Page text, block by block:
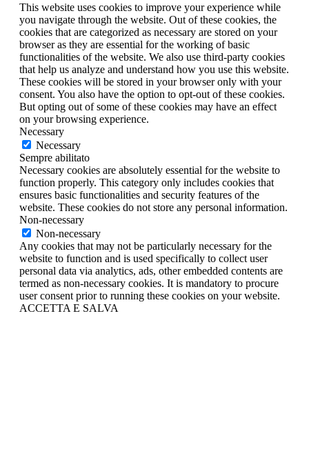
This website uses cookies to improve your experience while
you navigate through the website. Out of these cookies, the
cookies that are categorized as necessary are stored on your
browser as they are essential for the working of basic
functionalities of the website. We also use third-party cookies
that help us analyze and understand how you use this website.
These cookies will be stored in your browser only with your
consent. You also have the option to opt-out of these cookies.
But opting out of some of these cookies may have an effect
on your browsing experience.
Necessary
Necessary
Sempre abilitato
Necessary cookies are absolutely essential for the website to
function properly. This category only includes cookies that
ensures basic functionalities and security features of the
website. These cookies do not store any personal information.
Non-necessary
Non-necessary
Any cookies that may not be particularly necessary for the
website to function and is used specifically to collect user
personal data via analytics, ads, other embedded contents are
termed as non-necessary cookies. It is mandatory to procure
user consent prior to running these cookies on your website.
ACCETTA E SALVA